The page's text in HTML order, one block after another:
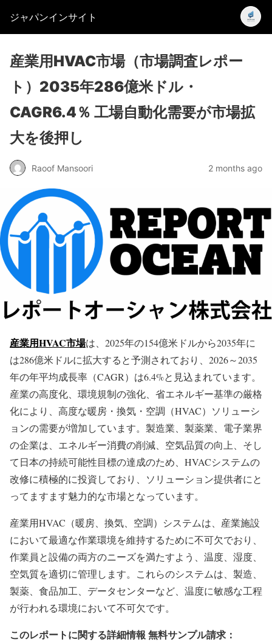
ジャパンインサイト
産業用HVAC市場（市場調査レポー
ト）2035年286億米ドル・
CAGR6.4％ 工場自動化需要が市場拡
大を後押し
Raoof Mansoori 2 months ago
産業用HVAC市場は、2025年の154億米ドルから2035年に
は286億米ドルに拡大すると予測されており、2026～2035
年の年平均成長率（CAGR）は6.4%と見込まれています。
産業の高度化、環境規制の強化、省エネルギー基準の厳格
化により、高度な暖房・換気・空調（HVAC）ソリューシ
ョンの需要が増加しています。製造業、製薬業、電子業界
の企業は、エネルギー消費の削減、空気品質の向上、そし
て日本の持続可能性目標の達成のため、HVACシステムの
改修に積極的に投資しており、ソリューション提供者にと
ってますます魅力的な市場となっています。
産業用HVAC（暖房、換気、空調）システムは、産業施設
において最適な作業環境を維持するために不可欠でおり、
作業員と設備の両方のニーズを満たすよう、温度、湿度、
空気質を適切に管理します。これらのシステムは、製造、
製薬、食品加工、データセンターなど、温度に敏感な工程
が行われる環境において不可欠です。
このレポートに関する詳細情報 無料サンプル請求：